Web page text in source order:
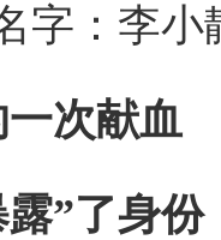
字：李小
次献血
”了身份